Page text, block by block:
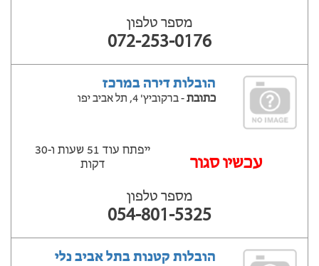
מספר טלפון
072-253-0176
הובלות דירה במרכז
כתובת- ברקוביץ' 4, תל אביב יפו
עכשיו סגור
ייפתח עוד 51 שעות ‫ו-30
דקות
מספר טלפון
054-801-5325
הובלות קטנות בתל אביב נלי